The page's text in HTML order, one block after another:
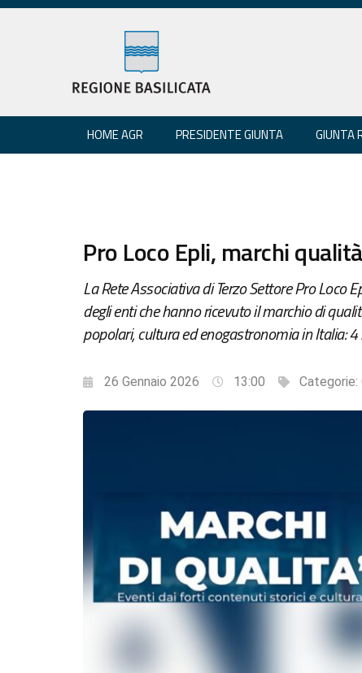
HOME AGR PRESIDENTE GIUNTA GIUNTA
Pro Loco Epli, marchi
La Rete Associativa di Terzo Settore Pro Loco
degli enti che hanno ricevuto il marchio di
popolari, cultura ed enogastronomia in Italia:
26 Gennaio 2026 13:00 Categorie: